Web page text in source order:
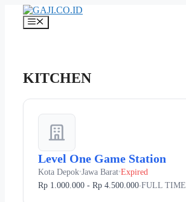
Langsung
Menu
KITCHEN
Level One Game Station
Kota Depok•Jawa Barat•Expired
Rp 1.000.000 - Rp 4.500.000•FULL TIME